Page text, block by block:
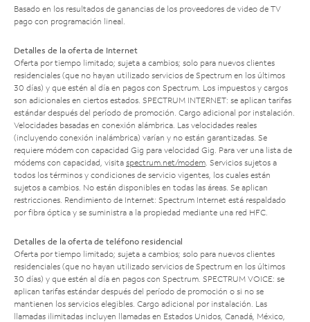
Basado en los resultados de ganancias de los proveedores de video de TV
pago con programación lineal.
Detalles de la oferta de Internet
Oferta por tiempo limitado; sujeta a cambios; solo para nuevos clientes
residenciales (que no hayan utilizado servicios de Spectrum en los últimos
30 días) y que estén al día en pagos con Spectrum. Los impuestos y cargos
son adicionales en ciertos estados. SPECTRUM INTERNET: se aplican tarifas
estándar después del período de promoción. Cargo adicional por instalación.
Velocidades basadas en conexión alámbrica. Las velocidades reales
(incluyendo conexión inalámbrica) varían y no están garantizadas. Se
requiere módem con capacidad Gig para velocidad Gig. Para ver una lista de
módems con capacidad, visita spectrum.net/modem . Servicios sujetos a
todos los términos y condiciones de servicio vigentes, los cuales están
sujetos a cambios. No están disponibles en todas las áreas. Se aplican
restricciones. Rendimiento de Internet: Spectrum Internet está respaldado
por fibra óptica y se suministra a la propiedad mediante una red HFC.
Detalles de la oferta de teléfono residencial
Oferta por tiempo limitado; sujeta a cambios; solo para nuevos clientes
residenciales (que no hayan utilizado servicios de Spectrum en los últimos
30 días) y que estén al día en pagos con Spectrum. SPECTRUM VOICE: se
aplican tarifas estándar después del período de promoción o si no se
mantienen los servicios elegibles. Cargo adicional por instalación. Las
llamadas ilimitadas incluyen llamadas en Estados Unidos, Canadá, México,